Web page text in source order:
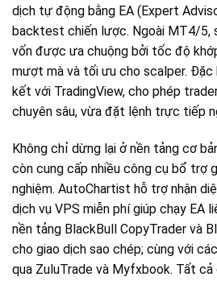
dịch tự động bằng EA (Expert
backtest chiến lược. Ngoài MT4/5,
vốn được ưa chuộng bởi tốc độ
mượt mà và tối ưu cho scalper. Đặc
kết với TradingView, cho phép
chuyên sâu, vừa đặt lệnh trực tiếp
Không chỉ dừng lại ở nền tảng cơ
còn cung cấp nhiều công cụ bổ trợ
nghiệm. AutoChartist hỗ trợ nhận
dịch vụ VPS miễn phí giúp chạy EA
nền tảng BlackBull CopyTrader và
cho giao dịch sao chép; cùng với
qua ZuluTrade và Myfxbook. Tất